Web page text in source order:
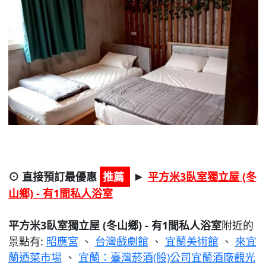
⊙ 直接預訂最優惠 推薦 ► 平方米3臥室獨立屋 (冬
山鄉) - 有1間私人浴室
平方米3臥室獨立屋 (冬山鄉) - 有1間私人浴室附近的
景點有: 昭應宮 、 台灣戲劇館 、 宜蘭美術館 、 來宜
蘭迺菜市場、 宜蘭：臺灣菸酒(股)公司宜蘭酒廠觀光